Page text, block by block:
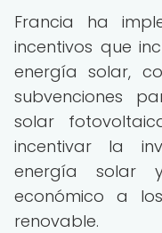
Francia ha
incentivos que
energía solar,
subvenciones
solar
incentivar la
energía solar
económico a
renovable.